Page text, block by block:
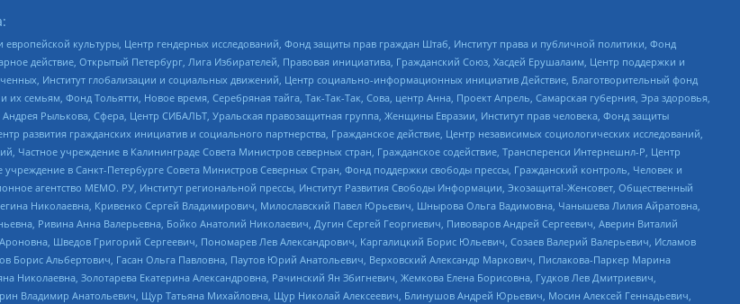
культуры, Центр гендерных исследований, Фонд защиты прав граждан Штаб, Институт права и публичной политики, Фонд
действие, Открытый Петербург, Лига Избирателей, Правовая инициатива, Гражданский Союз, Хасдей Ерушалаим, Центр поддержки и
Институт глобализации и социальных движений, Центр социально-информационных инициатив Действие, Благотворительный фонд
семьям, Фонд Тольятти, Новое время, Серебряная тайга, Так-Так-Так, Сова, центр Анна, Проект Апрель, Самарская губерния, Эра здоровья,
Рылькова, Сфера, Центр СИБАЛЬТ, Уральская правозащитная группа, Женщины Евразии, Институт прав человека, Фонд защиты
развития гражданских инициатив и социального партнерства, Гражданское действие, Центр независимых социологических исследований,
учреждение в Калининграде Совета Министров северных стран, Гражданское содействие, Трансперенси Интернешнл-Р, Центр
в Санкт-Петербурге Совета Министров Северных Стран, Фонд поддержки свободы прессы, Гражданский контроль, Человек и
агентство МЕМО. РУ, Институт региональной прессы, Институт Развития Свободы Информации, Экозащита!-Женсовет, Общественный
Николаевна, Кривенко Сергей Владимирович, Милославский Павел Юрьевич, Шнырова Ольга Вадимовна, Чанышева Лилия Айратовна,
Ривина Анна Валерьевна, Бойко Анатолий Николаевич, Дугин Сергей Георгиевич, Пивоваров Андрей Сергеевич, Аверин Виталий
Шведов Григорий Сергеевич, Пономарев Лев Александрович, Каргалицкий Борис Юльевич, Созаев Валерий Валерьевич, Исламов
Борис Альбертович, Гасан Ольга Павловна, Паутов Юрий Анатольевич, Верховский Александр Маркович, Пислакова-Паркер Марина
Николаевна, Золотарева Екатерина Александровна, Рачинский Ян Збигневич, Жемкова Елена Борисовна, Гудков Лев Дмитриевич,
Владимир Анатольевич, Щур Татьяна Михайловна, Щур Николай Алексеевич, Блинушов Андрей Юрьевич, Мосин Алексей Геннадьевич,